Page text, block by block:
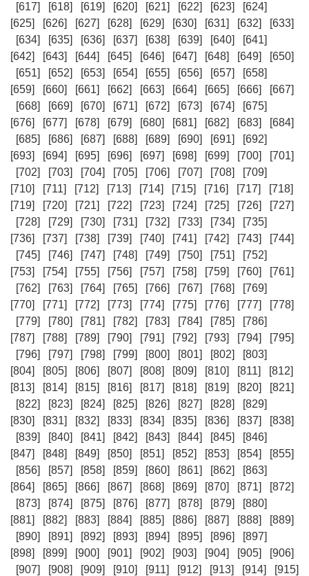
[617]
[618] [619] [620] [621] [622] [623]
[624]
[625]
[626] [627] [628] [629] [630] [631] [632]
[633]
[634]
[635] [636] [637] [638] [639] [640]
[641]
[642]
[643] [644] [645] [646] [647] [648] [649]
[650]
[651]
[652] [653] [654] [655] [656] [657]
[658]
[659]
[660] [661] [662] [663] [664] [665] [666]
[667]
[668]
[669] [670] [671] [672] [673] [674]
[675]
[676]
[677] [678] [679] [680] [681] [682] [683]
[684]
[685]
[686] [687] [688] [689] [690] [691]
[692]
[693]
[694] [695] [696] [697] [698] [699] [700]
[701]
[702]
[703] [704] [705] [706] [707] [708]
[709]
[710]
[711] [712] [713] [714] [715] [716] [717]
[718]
[719]
[720] [721] [722] [723] [724] [725] [726]
[727]
[728]
[729] [730] [731] [732] [733] [734]
[735]
[736]
[737] [738] [739] [740] [741] [742] [743]
[744]
[745]
[746] [747] [748] [749] [750] [751]
[752]
[753]
[754] [755] [756] [757] [758] [759] [760]
[761]
[762]
[763] [764] [765] [766] [767] [768]
[769]
[770]
[771] [772] [773] [774] [775] [776] [777]
[778]
[779]
[780] [781] [782] [783] [784] [785]
[786]
[787]
[788] [789] [790] [791] [792] [793] [794]
[795]
[796]
[797] [798] [799] [800] [801] [802]
[803]
[804]
[805] [806] [807] [808] [809] [810] [811]
[812]
[813]
[814] [815] [816] [817] [818] [819] [820]
[821]
[822]
[823] [824] [825] [826] [827] [828]
[829]
[830]
[831] [832] [833] [834] [835] [836] [837]
[838]
[839]
[840] [841] [842] [843] [844] [845]
[846]
[847]
[848] [849] [850] [851] [852] [853] [854]
[855]
[856]
[857] [858] [859] [860] [861] [862]
[863]
[864]
[865] [866] [867] [868] [869] [870] [871]
[872]
[873]
[874] [875] [876] [877] [878] [879]
[880]
[881]
[882] [883] [884] [885] [886] [887] [888]
[889]
[890]
[891] [892] [893] [894] [895] [896]
[897]
[898]
[899] [900] [901] [902] [903] [904] [905]
[906]
[907]
[908] [909] [910] [911] [912] [913] [914] [915]